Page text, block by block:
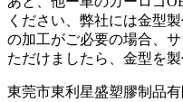
ください、弊社には金型
の加工がご必要の場合、
ただけましたら、金型を
東莞市東利星盛塑膠制品有